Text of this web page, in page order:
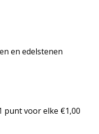
en edelstenen
punt voor elke €1,00